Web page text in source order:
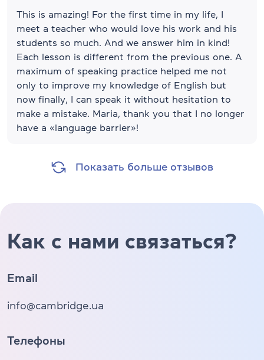
This is amazing! For the first time in my life, I
meet a teacher who would love his work and his
students so much. And we answer him in kind!
Each lesson is different from the previous one. A
maximum of speaking practice helped me not
only to improve my knowledge of English but
now finally, I can speak it without hesitation to
make a mistake. Maria, thank you that I no longer
have a «language barrier»!
Показать больше отзывов
Как с нами связаться?
Email
info@cambridge.ua
Телефоны